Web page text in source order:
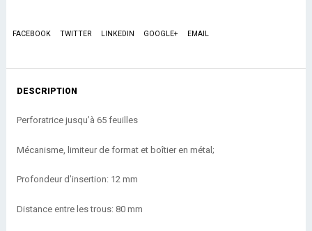
FACEBOOK TWITTER LINKEDIN GOOGLE+ EMAIL
DESCRIPTION
Perforatrice jusqu’à 65 feuilles
Mécanisme, limiteur de format et boîtier en métal;
Profondeur d’insertion: 12 mm
Distance entre les trous: 80 mm